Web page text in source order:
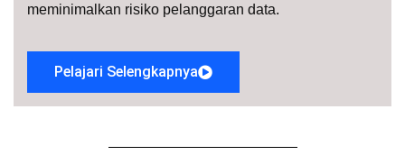
meminimalkan risiko pelanggaran data.
Pelajari Selengkapnya